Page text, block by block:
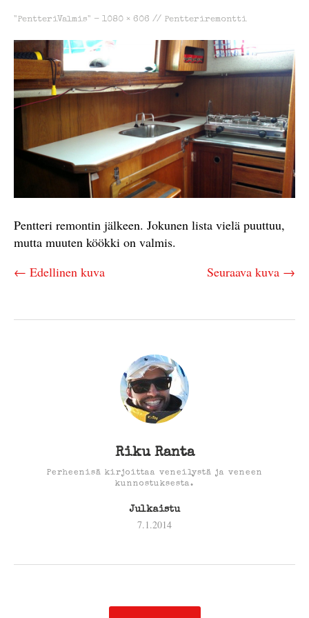
"PentteriValmis" - 1080 × 606 // Pentteriremontti
Pentteri remontin jälkeen. Jokunen lista vielä puuttuu,
mutta muuten köökki on valmis.
← Edellinen kuva
Seuraava kuva →
Riku Ranta
Perheenisä kirjoittaa veneilystä ja veneen
kunnostuksesta.
Julkaistu
7.1.2014